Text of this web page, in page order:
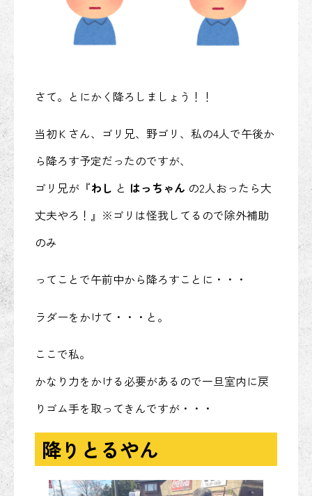
さて。とにかく降ろしましょう！！
当初Ｋさん、ゴリ兄、野ゴリ、私の4人で午後か
ら降ろす予定だったのですが、
ゴリ兄が『わし と はっちゃん の2人おったら大
丈夫やろ！』※ゴリは怪我してるので除外補助
のみ
ってことで午前中から降ろすことに・・・
ラダーをかけて・・・と。
ここで私。
かなり力をかける必要があるので一旦室内に戻
りゴム手を取ってきんですが・・・
降りとるやん